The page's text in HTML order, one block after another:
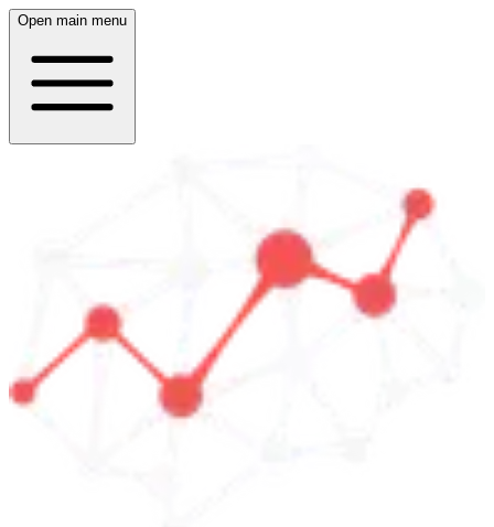
Open main menu